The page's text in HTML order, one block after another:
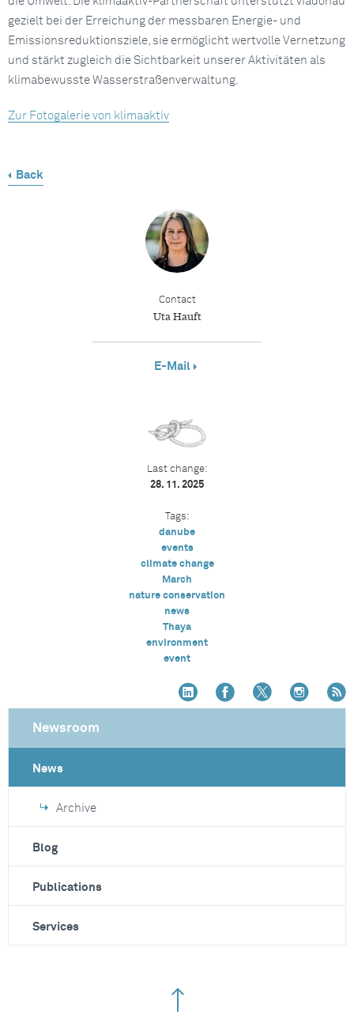
gezielt bei der Erreichung der messbaren Energie- und
Emissionsreduktionsziele, sie ermöglicht wertvolle Vernetzung
und stärkt zugleich die Sichtbarkeit unserer Aktivitäten als
klimabewusste Wasserstraßenverwaltung.
Zur Fotogalerie von klimaaktiv
Back
Contact
Uta Hauft
E-Mail
Last change:
28. 11. 2025
Tags:
danube
events
climate change
March
nature conservation
news
Thaya
environment
event
Newsroom
News
Archive
Blog
Publications
Services